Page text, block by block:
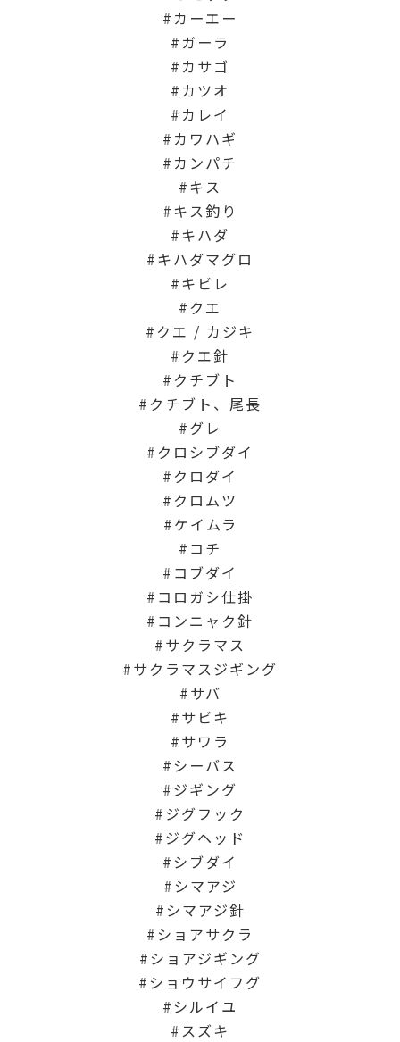
カーエー
ガーラ
カサゴ
カツオ
カレイ
カワハギ
カンパチ
キス
キス釣り
キハダ
キハダマグロ
キビレ
クエ
クエ / カジキ
クエ針
クチブト
クチブト、尾長
グレ
クロシブダイ
クロダイ
クロムツ
ケイムラ
コチ
コブダイ
コロガシ仕掛
コンニャク針
サクラマス
サクラマスジギング
サバ
サビキ
サワラ
シーバス
ジギング
ジグフック
ジグヘッド
シブダイ
シマアジ
シマアジ針
ショアサクラ
ショアジギング
ショウサイフグ
シルイユ
スズキ